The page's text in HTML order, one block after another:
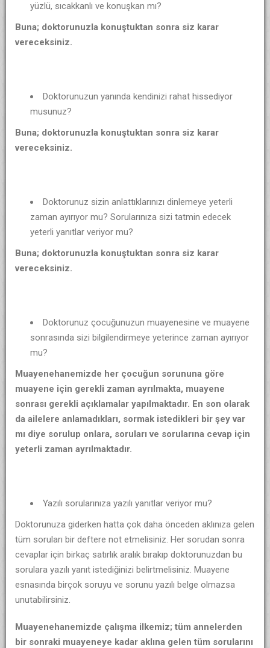
yüzlü, sıcakkanlı ve konuşkan mı?
Buna; doktorunuzla konuştuktan sonra siz karar
vereceksiniz.
Doktorunuzun yanında kendinizi rahat hissediyor
musunuz?
Buna; doktorunuzla konuştuktan sonra siz karar
vereceksiniz.
Doktorunuz sizin anlattıklarınızı dinlemeye yeterli
zaman ayırıyor mu? Sorularınıza sizi tatmin edecek
yeterli yanıtlar veriyor mu?
Buna; doktorunuzla konuştuktan sonra siz karar
vereceksiniz.
Doktorunuz çocuğunuzun muayenesine ve muayene
sonrasında sizi bilgilendirmeye yeterince zaman ayırıyor
mu?
Muayenehanemizde her çocuğun sorununa göre
muayene için gerekli zaman ayrılmakta, muayene
sonrası gerekli açıklamalar yapılmaktadır. En son olarak
da ailelere anlamadıkları, sormak istedikleri bir şey var
mı diye sorulup onlara, soruları ve sorularına cevap için
yeterli zaman ayrılmaktadır.
Yazılı sorularınıza yazılı yanıtlar veriyor mu?
Doktorunuza giderken hatta çok daha önceden aklınıza gelen
tüm soruları bir deftere not etmelisiniz. Her sorudan sonra
cevaplar için birkaç satırlık aralık bırakıp doktorunuzdan bu
sorulara yazılı yanıt istediğinizi belirtmelisiniz. Muayene
esnasında birçok soruyu ve sorunu yazılı belge olmazsa
unutabilirsiniz.
Muayenehanemizde çalışma ilkemiz; tüm annelerden
bir sonraki muayeneye kadar aklına gelen tüm sorularını